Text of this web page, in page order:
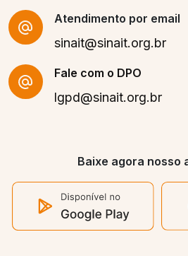
Atendimento por email
sinait@sinait.org.br
Fale com o DPO
lgpd@sinait.org.br
Baixe agora nosso